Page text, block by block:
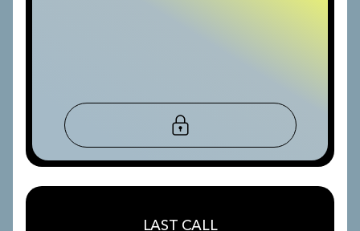
LAST CALL